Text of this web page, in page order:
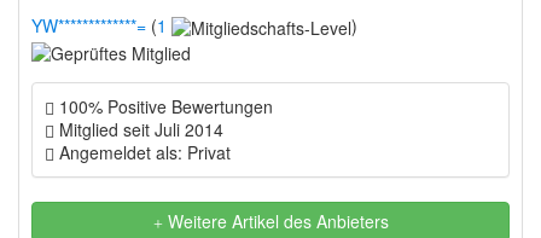
YW*************= (1 )
100% Positive Bewertungen
Mitglied seit Juli 2014
Angemeldet als: Privat
Weitere Artikel des Anbieters